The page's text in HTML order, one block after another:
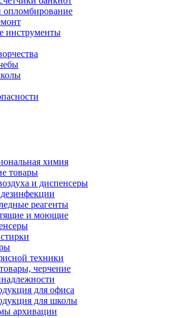
опломбирование
инструменты
химия
товары
и диспенсеры
реагенты
и моющие
техники
черчение
для офиса
для школы
архивации